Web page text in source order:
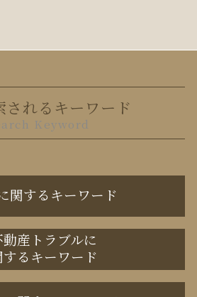
されるキーワード
Keyword
関するキーワード
証書
きない
動産トラブルに
するキーワード